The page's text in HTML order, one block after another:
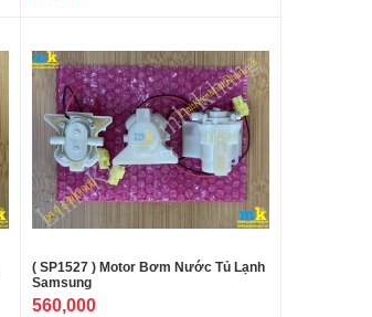
( SP1527 ) Motor Bơm Nước Tủ Lạnh
Samsung
560,000